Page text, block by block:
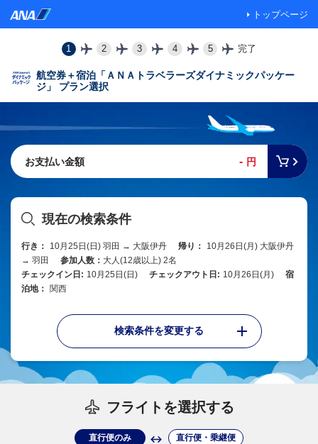
トップページ
1 2 3 4 5 完了
航空券＋宿泊「ＡＮＡトラベラーズダイナミックパッケー
ジ」 プラン選択
お支払い金額 - 円
現在の検索条件
行き： 10月25日(日) 羽田 → 大阪伊丹 帰り：
10月26日(月) 大阪伊丹
→ 羽田
参加人数： 大人(12歳以上) 2名
チェックイン日: 10月25日(日) チェックアウト日: 10月26日(月)
宿
泊地：
関西
検索条件を変更する
フライトを選択する
直行便のみ 直行便・乗継便